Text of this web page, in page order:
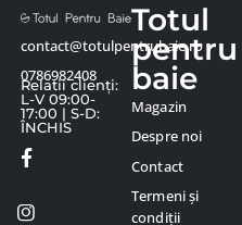
contact@totulpentrubaie.ro
0786982408
Relatii clienți:
L-V 09:00-
17:00 | S-D:
ÎNCHIS
Totul
pentru
baie
Magazin
Despre noi
Contact
Termeni și
condiții